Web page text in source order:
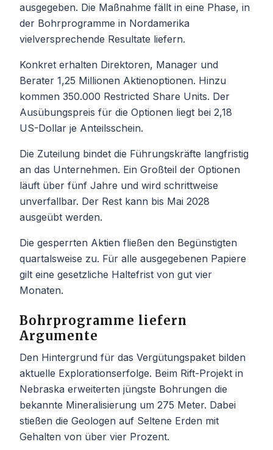
ausgegeben. Die Maßnahme fällt in eine Phase, in
der Bohrprogramme in Nordamerika
vielversprechende Resultate liefern.
Konkret erhalten Direktoren, Manager und
Berater 1,25 Millionen Aktienoptionen. Hinzu
kommen 350.000 Restricted Share Units. Der
Ausübungspreis für die Optionen liegt bei 2,18
US-Dollar je Anteilsschein.
Die Zuteilung bindet die Führungskräfte langfristig
an das Unternehmen. Ein Großteil der Optionen
läuft über fünf Jahre und wird schrittweise
unverfallbar. Der Rest kann bis Mai 2028
ausgeübt werden.
Die gesperrten Aktien fließen den Begünstigten
quartalsweise zu. Für alle ausgegebenen Papiere
gilt eine gesetzliche Haltefrist von gut vier
Monaten.
Bohrprogramme liefern
Argumente
Den Hintergrund für das Vergütungspaket bilden
aktuelle Explorationserfolge. Beim Rift-Projekt in
Nebraska erweiterten jüngste Bohrungen die
bekannte Mineralisierung um 275 Meter. Dabei
stießen die Geologen auf Seltene Erden mit
Gehalten von über vier Prozent.